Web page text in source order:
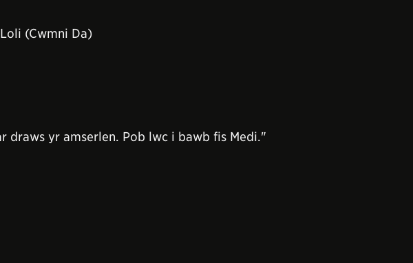
(Cwmni Da)
draws yr amserlen. Pob lwc i bawb fis Medi."